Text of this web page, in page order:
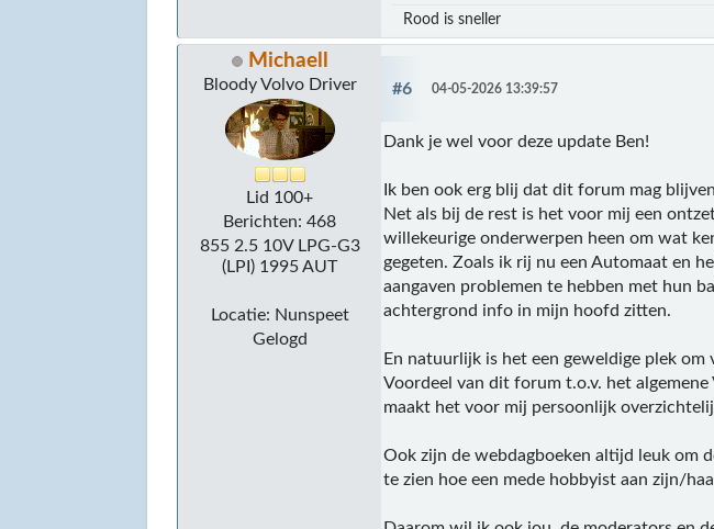
Rood is sneller
Michaell
Bloody Volvo Driver
Lid 100+
Berichten: 468
855 2.5 10V LPG-G3
(LPI) 1995 AUT
Locatie: Nunspeet
Gelogd
#6 04-05-2026 13:39:57
Dank je wel voor deze update Ben!
Ik ben ook erg blij dat dit forum mag
Net als bij de rest is het voor mij een
willekeurige onderwerpen heen om wat
gegeten. Zoals ik rij nu een Automaat en
aangaven problemen te hebben met hun
achtergrond info in mijn hoofd zitten.
En natuurlijk is het een geweldige plek om
Voordeel van dit forum t.o.v. het
maakt het voor mij persoonlijk
Ook zijn de webdagboeken altijd leuk om
te zien hoe een mede hobbyist aan zijn/